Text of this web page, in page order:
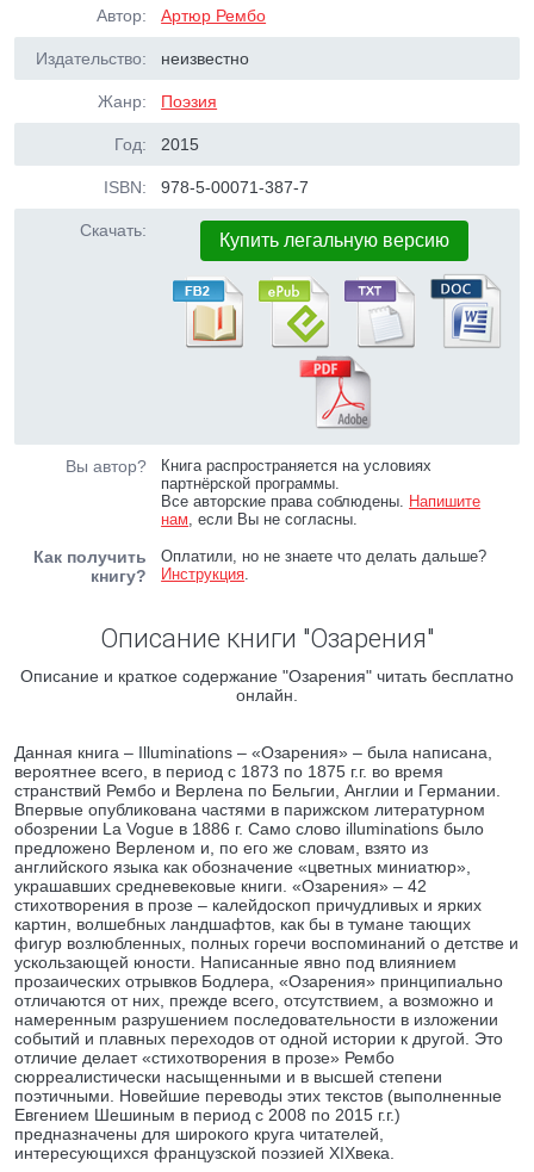
Автор: Артюр Рембо
Издательство: неизвестно
Жанр: Поэзия
Год: 2015
ISBN: 978-5-00071-387-7
Скачать: Купить легальную версию
Вы автор?
Книга распространяется на условиях
партнёрской программы.
Все авторские права соблюдены. Напишите
нам, если Вы не согласны.
Как получить
книгу?
Оплатили, но не знаете что делать дальше?
Инструкция.
Описание книги "Озарения"
Описание и краткое содержание "Озарения" читать бесплатно
онлайн.
Данная книга – Illuminations – «Озарения» – была написана,
вероятнее всего, в период с 1873 по 1875 г.г. во время
странствий Рембо и Верлена по Бельгии, Англии и Германии.
Впервые опубликована частями в парижском литературном
обозрении La Vogue в 1886 г. Само слово illuminations было
предложено Верленом и, по его же словам, взято из
английского языка как обозначение «цветных миниатюр»,
украшавших средневековые книги. «Озарения» – 42
стихотворения в прозе – калейдоскоп причудливых и ярких
картин, волшебных ландшафтов, как бы в тумане тающих
фигур возлюбленных, полных горечи воспоминаний о детстве и
ускользающей юности. Написанные явно под влиянием
прозаических отрывков Бодлера, «Озарения» принципиально
отличаются от них, прежде всего, отсутствием, а возможно и
намеренным разрушением последовательности в изложении
событий и плавных переходов от одной истории к другой. Это
отличие делает «стихотворения в прозе» Рембо
сюрреалистически насыщенными и в высшей степени
поэтичными. Новейшие переводы этих текстов (выполненные
Евгением Шешиным в период с 2008 по 2015 г.г.)
предназначены для широкого круга читателей,
интересующихся французской поэзией XIXвека.